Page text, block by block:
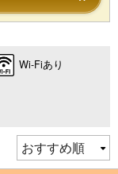
Wi-Fiあり